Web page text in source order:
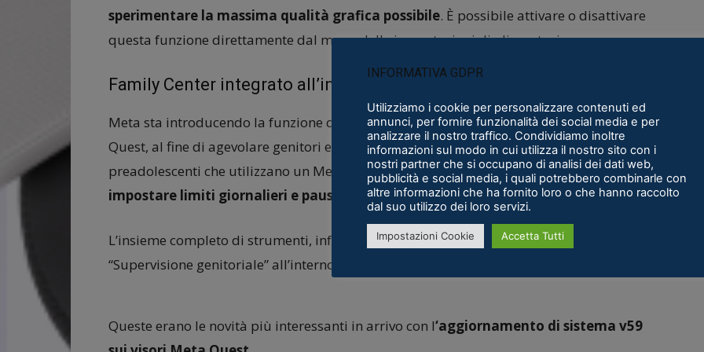
sperimentare la massima qualità grafica possibile. È possibile attivare o disattivare
questa funzione direttamente dal menu delle impostazioni di alimentazione.
Family Center integrato all’interno dell’app Meta Quest
Meta sta introducendo la funzione di Parental Control all’interno dell’app mobile Meta
Quest, al fine di agevolare genitori e tutori nell’offrire supporto ai loro adolescenti e
preadolescenti che utilizzano un Meta Quest.Questa funzione consentirà di
impostare limiti giornalieri e pause programmate.
L’insieme completo di strumenti, informazioni e risorse sarà accessibile nella sezione
“Supervisione genitoriale” all’interno dell’app mobile Meta Quest.
Queste erano le novità più interessanti in arrivo con l‘aggiornamento di sistema v59
INFORMATIVA GDPR
Utilizziamo i cookie per personalizzare contenuti ed
annunci, per fornire funzionalità dei social media e per
analizzare il nostro traffico. Condividiamo inoltre
informazioni sul modo in cui utilizza il nostro sito con i
nostri partner che si occupano di analisi dei dati web,
pubblicità e social media, i quali potrebbero combinarle con
altre informazioni che ha fornito loro o che hanno raccolto
dal suo utilizzo dei loro servizi.
Impostazioni Cookie Accetta Tutti